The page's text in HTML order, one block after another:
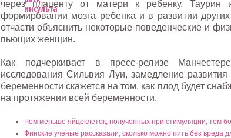
через плаценту от матери к ребенку.
формировании мозга ребенка и в развитии
отчасти объяснить некоторые поведенческие и
пьющих женщин.
Как подчеркивает в пресс-релизе
исследования Сильвия Луи, замедление
беременности скажется на том, как плод будет
на протяжении всей беременности.
Чем меньше яйцеклеток, полученных при стимуляции, тем
Финские ученые рассказали, сколько можно пить без вреда